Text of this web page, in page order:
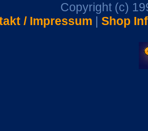
Copyright (c)
/ Impressum | Shop